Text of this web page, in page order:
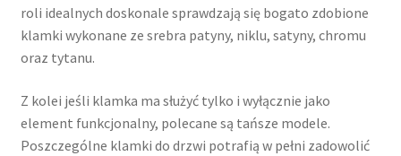
roli idealnych doskonale sprawdzają się bogato zdobione
klamki wykonane ze srebra patyny, niklu, satyny, chromu
oraz tytanu.
Z kolei jeśli klamka ma służyć tylko i wyłącznie jako
element funkcjonalny, polecane są tańsze modele.
Poszczególne klamki do drzwi potrafią w pełni zadowolić